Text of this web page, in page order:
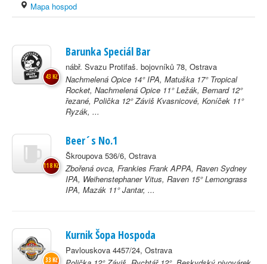
Mapa hospod
Barunka Speciál Bar
nábř. Svazu Protifaš. bojovníků 78, Ostrava
Nachmelená Opice 14° IPA, Matuška 17° Tropical
Rocket, Nachmelená Opice 11° Ležák, Bernard 12°
řezané, Polička 12° Záviš Kvasnicové, Koníček 11°
Ryzák, ...
43 Kč
Beer´s No.1
Škroupova 536/6, Ostrava
Zbořená ovca, Frankies Frank APPA, Raven Sydney
IPA, Weihenstephaner Vitus, Raven 15° Lemongrass
IPA, Mazák 11° Jantar, ...
118 Kč
Kurnik Šopa Hospoda
Pavlouskova 4457/24, Ostrava
33 Kč